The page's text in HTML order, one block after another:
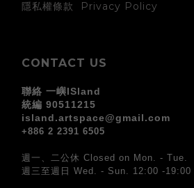
隱私權條款 Privacy Policy
CONTACT US
聯絡 一嶼ISland
統編 90511215
island.artspace@gmail.com
+886 2 2391 6505
週一、二公休 Closed on Mon. - Tue.
週三至週日 Wed. - Sun. 12:00 -19:00